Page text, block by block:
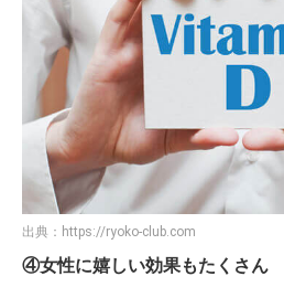
出典： https://ryoko-club.com
④女性に嬉しい効果もたくさん